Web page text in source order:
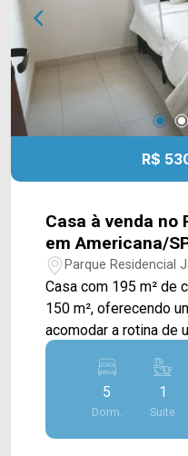
R$
Casa à venda no
em Americana/
Parque Residencial
Casa com 195 m² de
150 m², oferecendo
acomodar a rotina de
com ambientes bem
interno que permite
suíte, 3 banheiros e
cobertas. Entre os
5
Dorm.
1
Suite